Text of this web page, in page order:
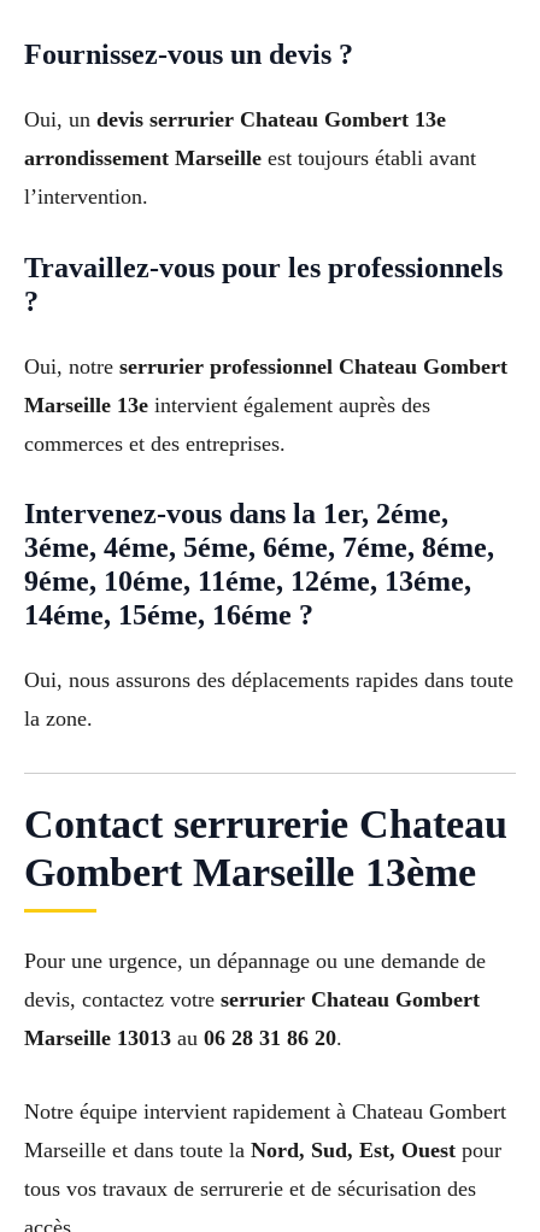
Fournissez-vous un devis ?
Oui, un devis serrurier Chateau Gombert 13e
arrondissement Marseille est toujours établi avant
l’intervention.
Travaillez-vous pour les professionnels
?
Oui, notre serrurier professionnel Chateau Gombert
Marseille 13e intervient également auprès des
commerces et des entreprises.
Intervenez-vous dans la 1er, 2éme,
3éme, 4éme, 5éme, 6éme, 7éme, 8éme,
9éme, 10éme, 11éme, 12éme, 13éme,
14éme, 15éme, 16éme ?
Oui, nous assurons des déplacements rapides dans toute
la zone.
Contact serrurerie Chateau
Gombert Marseille 13ème
Pour une urgence, un dépannage ou une demande de
devis, contactez votre serrurier Chateau Gombert
Marseille 13013 au 06 28 31 86 20.
Notre équipe intervient rapidement à Chateau Gombert
Marseille et dans toute la Nord, Sud, Est, Ouest pour
tous vos travaux de serrurerie et de sécurisation des
accès.